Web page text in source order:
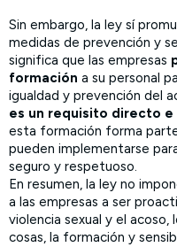
Sin embargo, la ley sí
medidas de prevención y
significa que las empresas
formación a su personal
igualdad y prevención del
es un requisito directo
esta formación forma
pueden implementarse
seguro y respetuoso.
En resumen, la ley no
a las empresas a ser
violencia sexual y el
cosas, la formación y